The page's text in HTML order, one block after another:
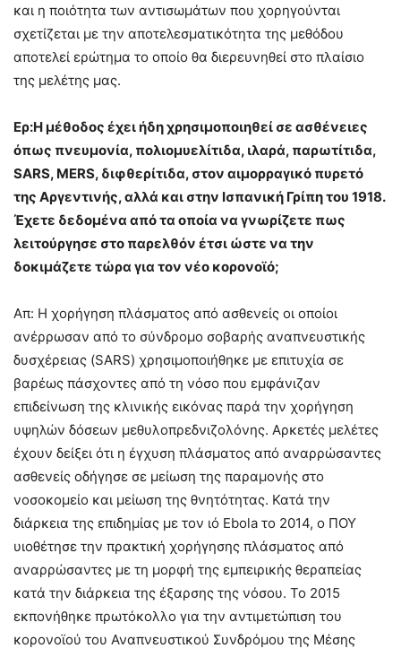
και η ποιότητα των αντισωμάτων που χορηγούνται
σχετίζεται με την αποτελεσματικότητα της μεθόδου
αποτελεί ερώτημα το οποίο θα διερευνηθεί στο πλαίσιο
της μελέτης μας.
Ερ:Η μέθοδος έχει ήδη χρησιμοποιηθεί σε ασθένειες
όπως πνευμονία, πολιομυελίτιδα, ιλαρά, παρωτίτιδα,
SARS, ΜERS, διφθερίτιδα, στον αιμορραγικό πυρετό
της Αργεντινής, αλλά και στην Ισπανική Γρίπη του 1918.
Έχετε δεδομένα από τα οποία να γνωρίζετε πως
λειτούργησε στο παρελθόν έτσι ώστε να την
δοκιμάζετε τώρα για τον νέο κορονοϊό;
Απ: Η χορήγηση πλάσματος από ασθενείς οι οποίοι
ανέρρωσαν από το σύνδρομο σοβαρής αναπνευστικής
δυσχέρειας (SARS) χρησιμοποιήθηκε με επιτυχία σε
βαρέως πάσχοντες από τη νόσο που εμφάνιζαν
επιδείνωση της κλινικής εικόνας παρά την χορήγηση
υψηλών δόσεων μεθυλοπρεδνιζολόνης. Αρκετές μελέτες
έχουν δείξει ότι η έγχυση πλάσματος από αναρρώσαντες
ασθενείς οδήγησε σε μείωση της παραμονής στο
νοσοκομείο και μείωση της θνητότητας. Κατά την
διάρκεια της επιδημίας με τον ιό Ebola το 2014, o ΠΟΥ
υιοθέτησε την πρακτική χορήγησης πλάσματος από
αναρρώσαντες με τη μορφή της εμπειρικής θεραπείας
κατά την διάρκεια της έξαρσης της νόσου. Το 2015
εκπονήθηκε πρωτόκολλο για την αντιμετώπιση του
κορονοϊού του Αναπνευστικού Συνδρόμου της Μέσης